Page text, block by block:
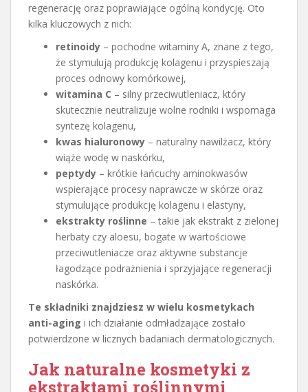
regenerację oraz poprawiające ogólną kondycję. Oto
kilka kluczowych z nich:
retinoidy – pochodne witaminy A, znane z tego,
że stymulują produkcję kolagenu i przyspieszają
proces odnowy komórkowej,
witamina C – silny przeciwutleniacz, który
skutecznie neutralizuje wolne rodniki i wspomaga
syntezę kolagenu,
kwas hialuronowy – naturalny nawilżacz, który
wiąże wodę w naskórku,
peptydy – krótkie łańcuchy aminokwasów
wspierające procesy naprawcze w skórze oraz
stymulujące produkcję kolagenu i elastyny,
ekstrakty roślinne – takie jak ekstrakt z zielonej
herbaty czy aloesu, bogate w wartościowe
przeciwutleniacze oraz aktywne substancje
łagodzące podrażnienia i sprzyjające regeneracji
naskórka.
Te składniki znajdziesz w wielu kosmetykach
anti-aging i ich działanie odmładzające zostało
potwierdzone w licznych badaniach dermatologicznych.
Jak naturalne kosmetyki z
ekstraktami roślinnymi